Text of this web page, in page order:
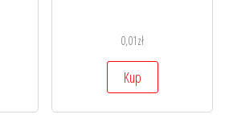
0,01zł
Kup